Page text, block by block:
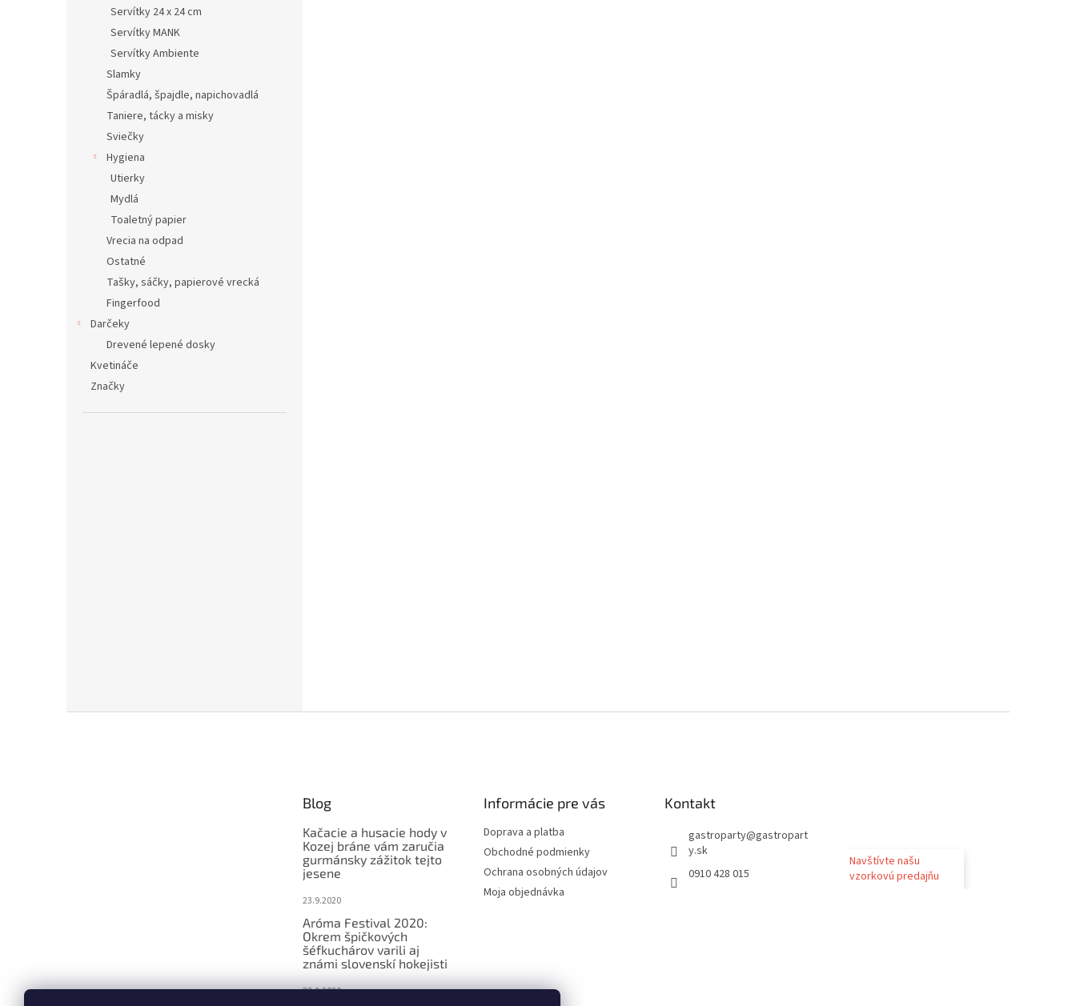
Servítky 24 x 24 cm
Servítky MANK
Servítky Ambiente
Slamky
Špáradlá, špajdle, napichovadlá
Taniere, tácky a misky
Sviečky
Hygiena
Utierky
Mydlá
Toaletný papier
Vrecia na odpad
Ostatné
Tašky, sáčky, papierové vrecká
Fingerfood
Darčeky
Drevené lepené dosky
Kvetináče
Značky
Blog
Kačacie a husacie hody v
Kozej bráne vám zaručia
gurmánsky zážitok tejto
jesene
23.9.2020
Aróma Festival 2020:
Okrem špičkových
šéfkuchárov varili aj
známi slovenskí hokejisti
23.9.2020
Informácie pre vás
Doprava a platba
Obchodné podmienky
Ochrana osobných údajov
Moja objednávka
Kontakt
gastroparty@gastropart
y.sk
0910 428 015
Navštívte našu
vzorkovú predajňu